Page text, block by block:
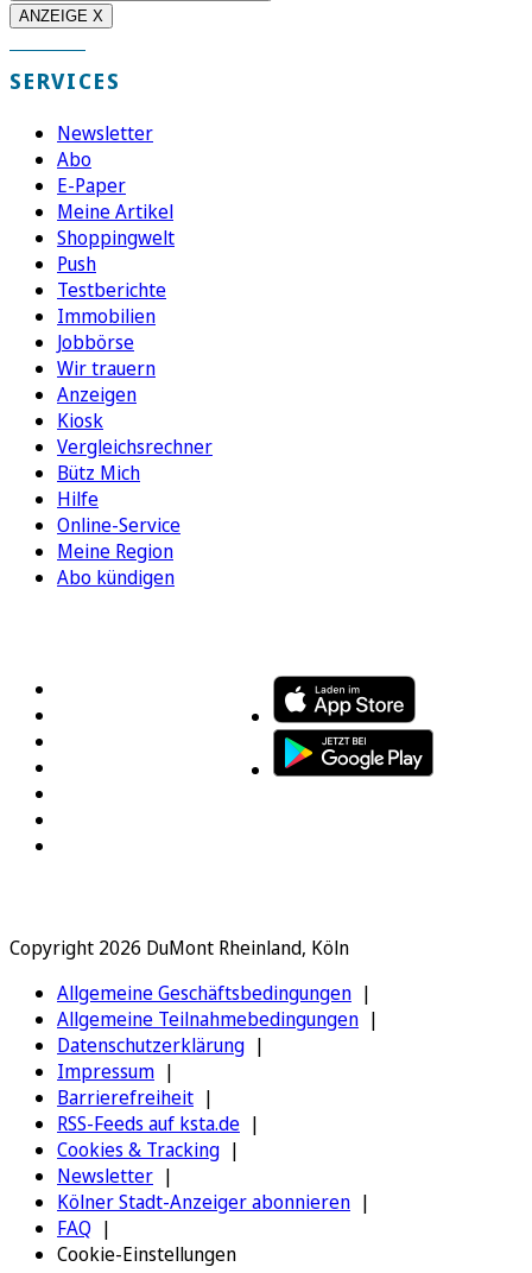
ANZEIGE X
SERVICES
Newsletter
Abo
E-Paper
Meine Artikel
Shoppingwelt
Push
Testberichte
Immobilien
Jobbörse
Wir trauern
Anzeigen
Kiosk
Vergleichsrechner
Bütz Mich
Hilfe
Online-Service
Meine Region
Abo kündigen
Copyright 2026 DuMont Rheinland, Köln
Allgemeine Geschäftsbedingungen
Allgemeine Teilnahmebedingungen
Datenschutzerklärung
Impressum
Barrierefreiheit
RSS-Feeds auf ksta.de
Cookies & Tracking
Newsletter
Kölner Stadt-Anzeiger abonnieren
FAQ
Cookie-Einstellungen